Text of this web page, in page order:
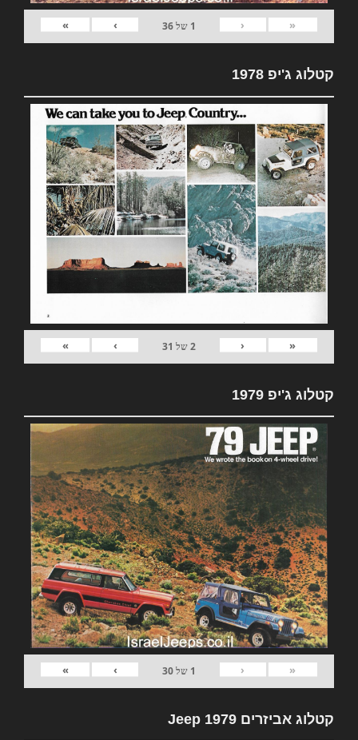
«
‹
1 של36
›
»
קטלוג ג'יפ 1978
«
‹
2של 31
›
»
קטלוג ג'יפ 1979
«
‹
1 של30
›
»
קטלוג אביזרים 1979 Jeep